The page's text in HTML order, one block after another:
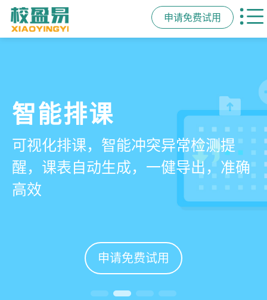
申请免费试用
管学校，用校盈易
培训机构教务管理系
统
有效提升运营管理效率45%
申请免费试用
智能排课
可视化排课，智能冲突异常检测提
醒，课表自动生成，一健导出，准确
高效
申请免费试用
课时统计
学员签到同步扣减课时，老师带课量
自动统计、汇总，数据清晰可查免扯
皮
申请免费试用
家校互动
一部手机链接教师、学员、家长，沟
通互动零距离，服务贴心铸口碑促续
费
申请免费试用